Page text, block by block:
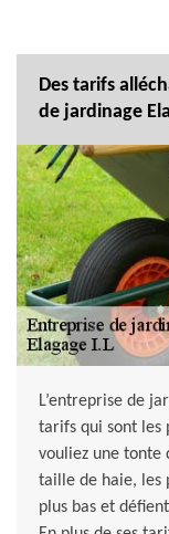
Des tarifs
de jardinage
L’entreprise de
tarifs qui sont les
vouliez une tonte
taille de haie, les
plus bas et